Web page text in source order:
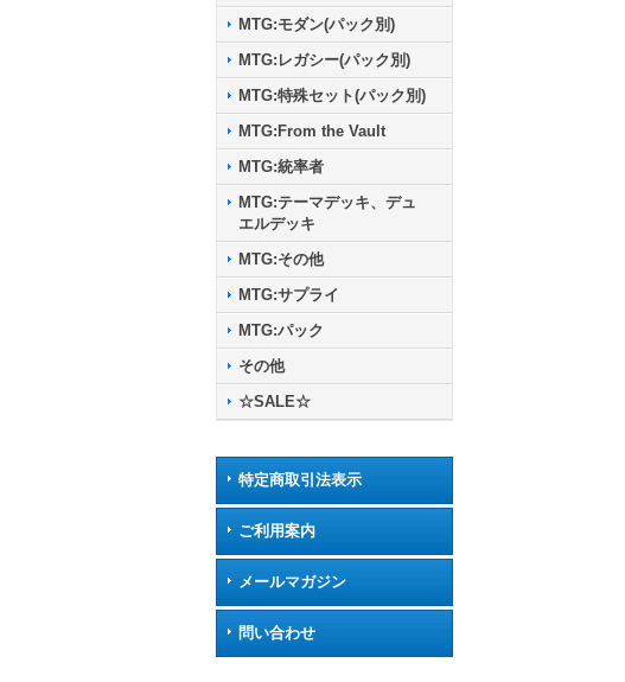
MTG:モダン(パック別)
MTG:レガシー(パック別)
MTG:特殊セット(パック別)
MTG:From the Vault
MTG:統率者
MTG:テーマデッキ、デュ
エルデッキ
MTG:その他
MTG:サプライ
MTG:パック
その他
☆SALE☆
特定商取引法表示
ご利用案内
メールマガジン
問い合わせ